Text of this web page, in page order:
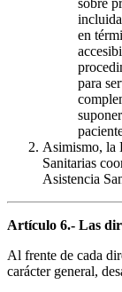
en
para
Asimismo, la
Sanitarias
Asistencia
Artículo 6.- Las
Al frente de cada
carácter general,